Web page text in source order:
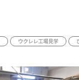
ウクレレ工場見学